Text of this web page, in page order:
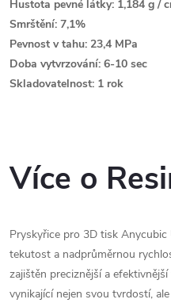
Hustota pevné látky: 1,184 g /
Smrštění: 7,1%
Pevnost v tahu: 23,4 MPa
Doba vytvrzování: 6-10 sec
Skladovatelnost: 1 rok
Více o
Pryskyřice pro 3D tisk
tekutost a nadprůměrnou
zajištěn preciznější a
vynikající nejen svou tvrdostí,